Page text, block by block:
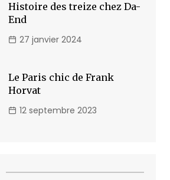
Histoire des treize chez Da-
End
27 janvier 2024
Le Paris chic de Frank
Horvat
12 septembre 2023